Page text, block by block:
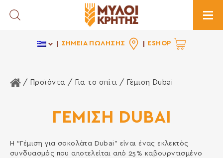
Toggle Search
ΣΗΜΕΙΑ ΠΩΛΗΣΗΣ ESHOP
Αρχική Σελίδα
/ Προϊόντα / Για το σπίτι / Γέμιση Dubai
ΓΕΜΙΣΗ DUBAI
Η “Γέμιση για σοκολάτα Dubai” είναι ένας εκλεκτός
συνδυασμός που αποτελείται από 25% καβουρντισμένο